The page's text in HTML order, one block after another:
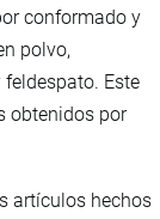
conformado y
polvo,
Este
obtenidos por
artículos hechos